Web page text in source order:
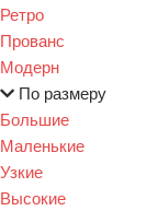
Ретро
Прованс
Модерн
По размеру
Большие
Маленькие
Узкие
Высокие